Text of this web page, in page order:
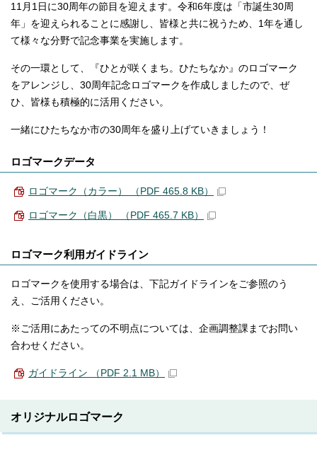
11月1日に30周年の節目を迎えます。令和6年度は「市誕生30周
年」を迎えられることに感謝し、皆様と共に祝うため、1年を通し
て様々な分野で記念事業を実施します。
その一環として、『ひとが咲くまち。ひたちなか』のロゴマーク
をアレンジし、30周年記念ロゴマークを作成しましたので、ぜ
ひ、皆様も積極的に活用ください。
一緒にひたちなか市の30周年を盛り上げていきましょう！
ロゴマークデータ
ロゴマーク（カラー） （PDF 465.8 KB）
ロゴマーク（白黒） （PDF 465.7 KB）
ロゴマーク利用ガイドライン
ロゴマークを使用する場合は、下記ガイドラインをご参照のう
え、ご活用ください。
※ご活用にあたっての不明点については、企画調整課までお問い
合わせください。
ガイドライン （PDF 2.1 MB）
オリジナルロゴマーク